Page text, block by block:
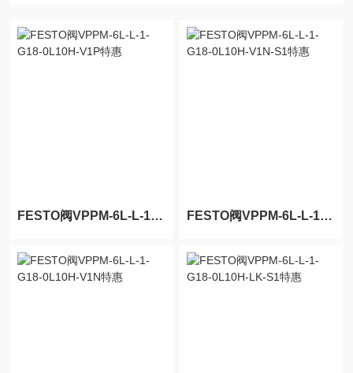
FESTO阀VPPM-6L-L-1-G18-0L10H-V1P特惠 FESTO阀VPPM-6L-L-1-G18-0L10H-V1N-S1特惠